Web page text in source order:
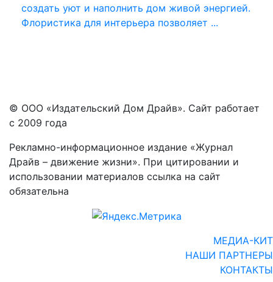
создать уют и наполнить дом живой энергией.
Флористика для интерьера позволяет ...
© ООО «Издательский Дом Драйв». Сайт работает
с 2009 года
Рекламно-информационное издание «Журнал
Драйв – движение жизни». При цитировании и
использовании материалов ссылка на сайт
обязательна
МЕДИА-КИТ
НАШИ ПАРТНЕРЫ
КОНТАКТЫ